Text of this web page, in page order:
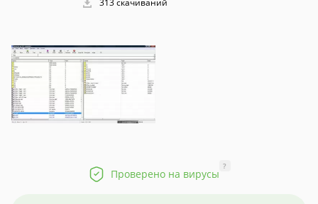
313 скачиваний
Проверено на вирусы
?